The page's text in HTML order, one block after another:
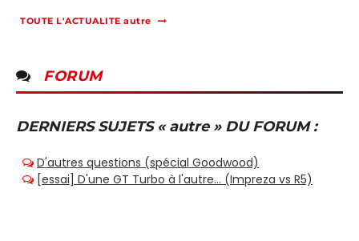
TOUTE L'ACTUALITE autre
FORUM
DERNIERS SUJETS « autre » DU FORUM :